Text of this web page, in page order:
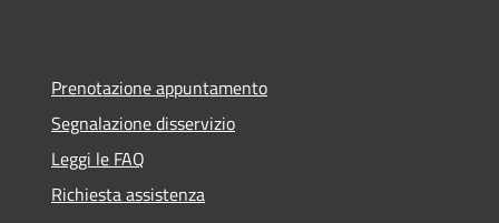
Prenotazione appuntamento
Segnalazione disservizio
Leggi le FAQ
Richiesta assistenza